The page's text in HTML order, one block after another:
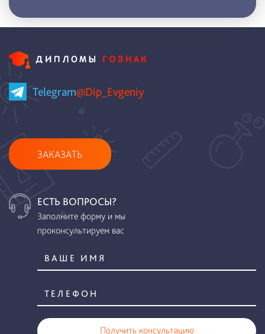
Telegram@Dip_Evgeniy
ЗАКАЗАТЬ
ЕСТЬ ВОПРОСЫ?
Заполните форму и мы
проконсультируем вас
Получить консультацию